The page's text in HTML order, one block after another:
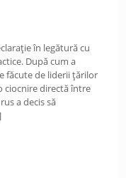
în legătură cu
După cum a
făcute de liderii țărilor
ciocnire directă între
a decis să